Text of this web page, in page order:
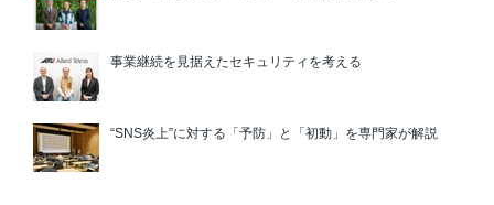
事業継続を見据えたセキュリティを考える
“SNS炎上”に対する「予防」と「初動」を専門家が解説